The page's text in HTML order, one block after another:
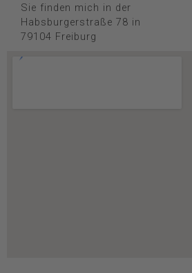
Sie finden mich in der
Habsburgerstraße 78 in
79104 Freiburg